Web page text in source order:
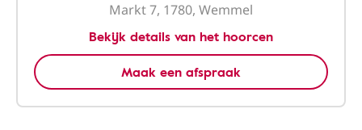
Markt 7, 1780, Wemmel
Bekijk details van het hoorcen
Maak een afspraak